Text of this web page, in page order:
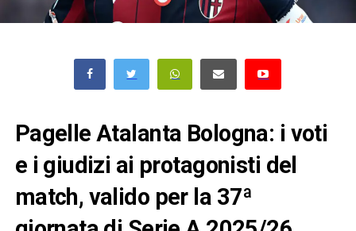
Pagelle Atalanta Bologna: i voti
e i giudizi ai protagonisti del
match, valido per la 37ª